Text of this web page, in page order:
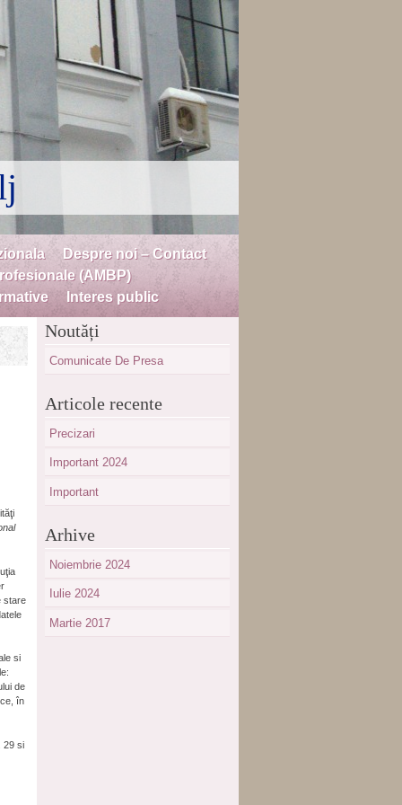
Despre noi – Contact
(AMBP)
Interes public
stare
si
de
în
29 si
Noutăți
Comunicate De Presa
Articole recente
Precizari
Important 2024
Important
Arhive
Noiembrie 2024
Iulie 2024
Martie 2017